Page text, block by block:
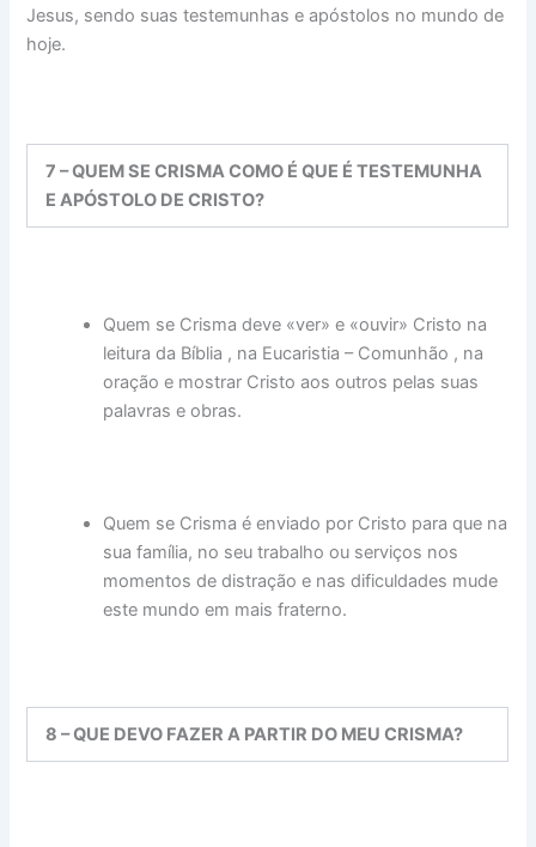
Jesus, sendo suas testemunhas e apóstolos no mundo de
hoje.
7 – QUEM SE CRISMA COMO É QUE É TESTEMUNHA
E APÓSTOLO DE CRISTO?
Quem se Crisma deve «ver» e «ouvir» Cristo na
leitura da Bíblia , na Eucaristia – Comunhão , na
oração e mostrar Cristo aos outros pelas suas
palavras e obras.
Quem se Crisma é enviado por Cristo para que na
sua família, no seu trabalho ou serviços nos
momentos de distração e nas dificuldades mude
este mundo em mais fraterno.
8 – QUE DEVO FAZER A PARTIR DO MEU CRISMA?